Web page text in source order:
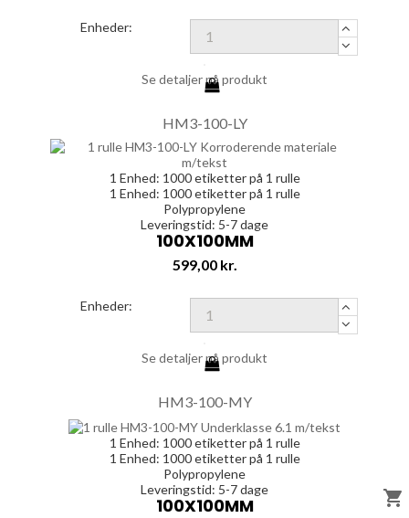
Enheder:
Se detaljer på produkt
HM3-100-LY
1 Enhed: 1000etiketter på 1 rulle
1 Enhed: 1000etiketter på 1 rulle
Polypropylene
Leveringstid: 5-7 dage
100X100MM
Pris
599,00 kr.
Enheder:
Se detaljer på produkt
HM3-100-MY
1 Enhed: 1000etiketter på 1 rulle
1 Enhed: 1000etiketter på 1 rulle
Polypropylene
Leveringstid: 5-7 dage
100X100MM 